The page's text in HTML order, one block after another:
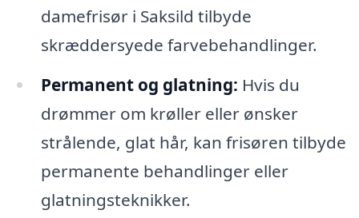
damefrisør i Saksild tilbyde
skræddersyede farvebehandlinger.
Permanent og glatning: Hvis du
drømmer om krøller eller ønsker
strålende, glat hår, kan frisøren tilbyde
permanente behandlinger eller
glatningsteknikker.